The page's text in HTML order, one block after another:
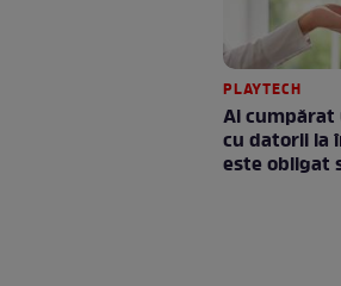
PLAYTECH
Ai
cu datorii la
este obligat